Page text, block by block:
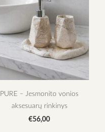
PURE – Jesmonito vonios
aksesuarų rinkinys
€56,00